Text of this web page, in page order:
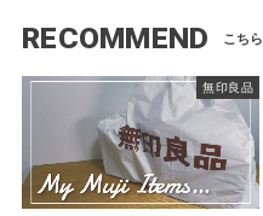
RECOMMEND
無印良品